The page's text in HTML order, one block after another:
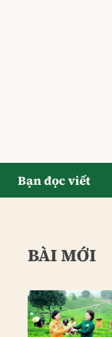
Bạn đọc viết
BÀI MỚI